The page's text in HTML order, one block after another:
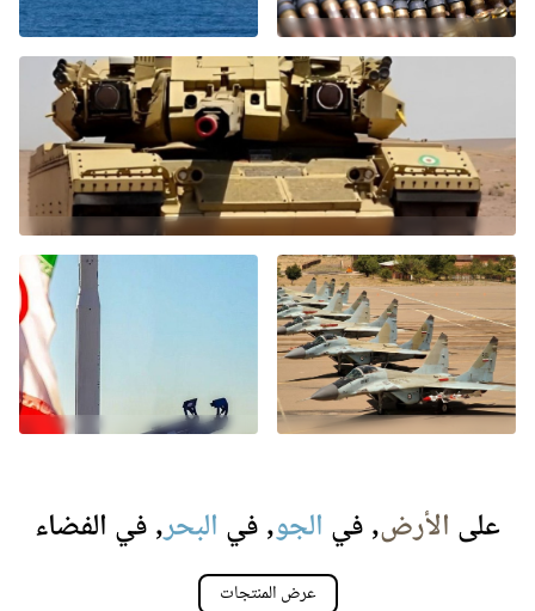
على الأرض, في الجو, في البحر, في الفضاء
عرض المنتجات